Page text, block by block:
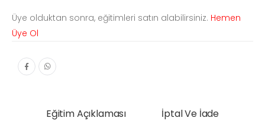
Üye olduktan sonra, eğitimleri satın alabilirsiniz. Hemen
Üye Ol
Eğitim Açıklaması İptal Ve İade